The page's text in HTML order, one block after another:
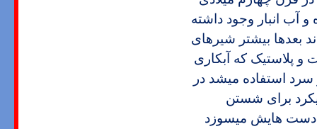
عمومی و 856 حمام خصوصی و 1352 فواره و آب انبار وجود داشته
بعدها بیشتر شیرهای
پلاستیک که آبکاری
برای آبگرم و سرد استفاده می­شد در
برای شستن
دست هایش می­سوزد